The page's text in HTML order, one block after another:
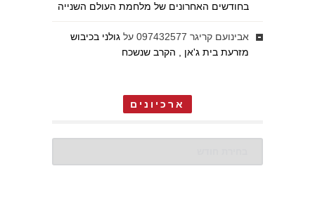
בחודשים האחרונים של מלחמת העולם השנייה
אבינועם קריגר 097432577 על גולני בכיבוש
מזרעת בית ג'אן , הקרב שנשכח
ארכיונים